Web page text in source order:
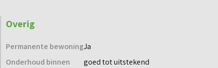
Overig
Permanente bewoningJa
Onderhoud binnen
goed tot uitstekend